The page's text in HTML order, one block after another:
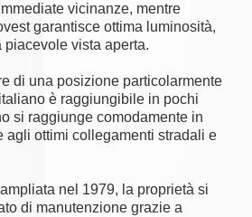
vicinanze, mentre
garantisce ottima luminosità,
vista aperta.
di una posizione particolarmente
è raggiungibile in pochi
si raggiunge comodamente in
agli ottimi collegamenti stradali e
nel 1979, la proprietà si
di manutenzione grazie a